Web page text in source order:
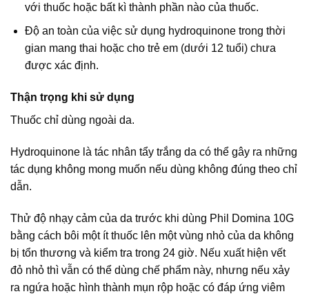
với thuốc hoặc bất kì thành phần nào của thuốc.
Độ an toàn của việc sử dụng hydroquinone trong thời
gian mang thai hoặc cho trẻ em (dưới 12 tuổi) chưa
được xác định.
Thận trọng khi sử dụng
Thuốc chỉ dùng ngoài da.
Hydroquinone là tác nhân tẩy trắng da có thể gây ra những
tác dụng không mong muốn nếu dùng không đúng theo chỉ
dẫn.
Thử độ nhạy cảm của da trước khi dùng Phil Domina 10G
bằng cách bôi một ít thuốc lên một vùng nhỏ của da không
bị tổn thương và kiểm tra trong 24 giờ. Nếu xuất hiện vết
đỏ nhỏ thì vẫn có thể dùng chế phẩm này, nhưng nếu xảy
ra ngứa hoặc hình thành mụn rộp hoặc có đáp ứng viêm